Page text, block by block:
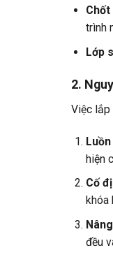
trình
Lớp
2.
Việc
hiện
Cố
khóa
đều